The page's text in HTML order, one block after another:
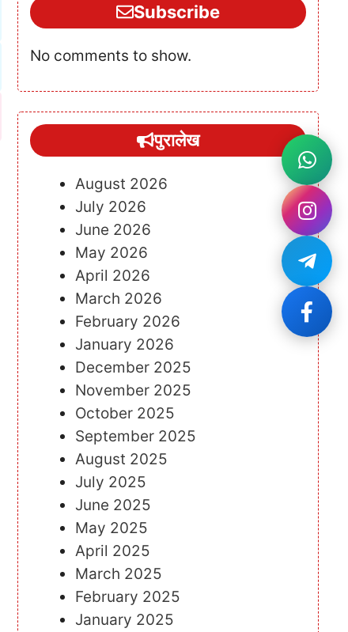
Subscribe
No comments to show.
पुरालेख
August 2026
July 2026
June 2026
May 2026
April 2026
March 2026
February 2026
January 2026
December 2025
November 2025
October 2025
September 2025
August 2025
July 2025
June 2025
May 2025
April 2025
March 2025
February 2025
January 2025